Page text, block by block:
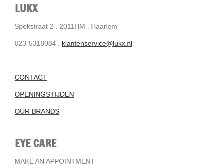
LUKX
Spekstraat 2 . 2011HM . Haarlem
023-5318084 . klantenservice@lukx.nl
CONTACT
OPENINGSTIJDEN
OUR BRANDS
EYE CARE
MAKE AN APPOINTMENT